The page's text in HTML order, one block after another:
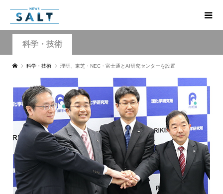
科学・技術
科学・技術 理研、東芝・NEC・富士通とAI研究センターを設置